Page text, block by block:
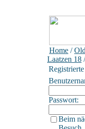
Home /
Laatzen 18
Passwort:
Beim